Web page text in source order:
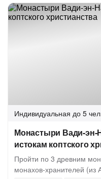
Индивидуальная до 5
Монастыри Вади-эн-
истокам коптского
Пройти по 3 древним
монахов-хранителей (из